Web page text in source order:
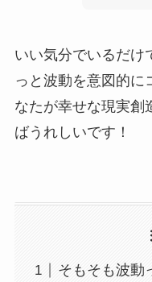
いい気分でいるだけ
っと波動を意図的に
なたが幸せな現実創
ばうれしいです！
そもそも波動